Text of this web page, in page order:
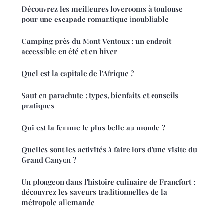
Découvrez les meilleures loverooms à toulouse
pour une escapade romantique inoubliable
Camping près du Mont Ventoux : un endroit
accessible en été et en hiver
Quel est la capitale de l'Afrique ?
Saut en parachute : types, bienfaits et conseils
pratiques
Qui est la femme le plus belle au monde ?
Quelles sont les activités à faire lors d'une visite du
Grand Canyon ?
Un plongeon dans l'histoire culinaire de Francfort :
découvrez les saveurs traditionnelles de la
métropole allemande